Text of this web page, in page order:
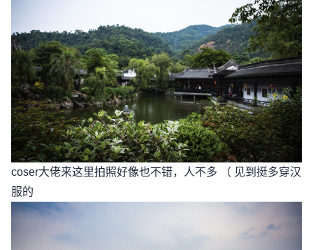
coser大佬来这里拍照好像也不错，人不多 （ 见到挺多穿汉
服的